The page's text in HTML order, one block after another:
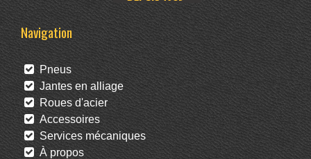
Navigation
Pneus
Jantes en alliage
Roues d'acier
Accessoires
Services mécaniques
À propos